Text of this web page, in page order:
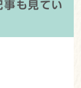
事も見てい